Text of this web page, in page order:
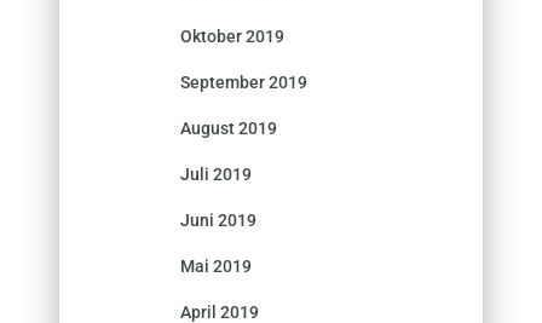
Oktober 2019
September 2019
August 2019
Juli 2019
Juni 2019
Mai 2019
April 2019